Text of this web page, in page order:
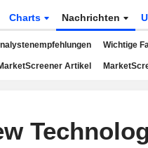
Charts Nachrichten
Wichtige
Artikel